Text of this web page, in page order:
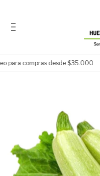
para compras desde $35.000